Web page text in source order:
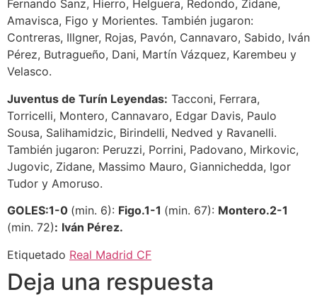
Fernando Sanz, Hierro, Helguera, Redondo, Zidane,
Amavisca, Figo y Morientes. También jugaron:
Contreras, Illgner, Rojas, Pavón, Cannavaro, Sabido, Iván
Pérez, Butragueño, Dani, Martín Vázquez, Karembeu y
Velasco.
Juventus de Turín Leyendas: Tacconi, Ferrara,
Torricelli, Montero, Cannavaro, Edgar Davis, Paulo
Sousa, Salihamidzic, Birindelli, Nedved y Ravanelli.
También jugaron: Peruzzi, Porrini, Padovano, Mirkovic,
Jugovic, Zidane, Massimo Mauro, Giannichedda, Igor
Tudor y Amoruso.
GOLES:1-0 (min. 6): Figo.1-1 (min. 67): Montero.2-1
(min. 72): Iván Pérez.
Etiquetado Real Madrid CF
Deja una respuesta